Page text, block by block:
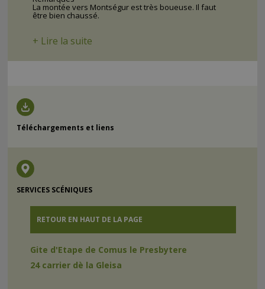
La montée vers Montségur est très boueuse. Il faut
être bien chaussé.
+ Lire la suite
Téléchargements et liens
SERVICES SCÉNIQUES
RETOUR EN HAUT DE LA PAGE
Gite d'Etape de Comus le Presbytere
24 carrier dè la Gleisa